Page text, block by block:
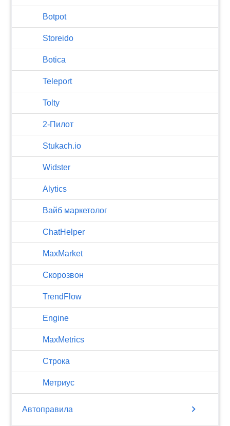
Botpot
Storeido
Botica
Teleport
Tolty
2-Пилот
Stukach.io
Widster
Alytics
Вайб маркетолог
ChatHelper
MaxMarket
Скорозвон
TrendFlow
Engine
MaxMetrics
Строка
Метриус
Автоправила chevron_right